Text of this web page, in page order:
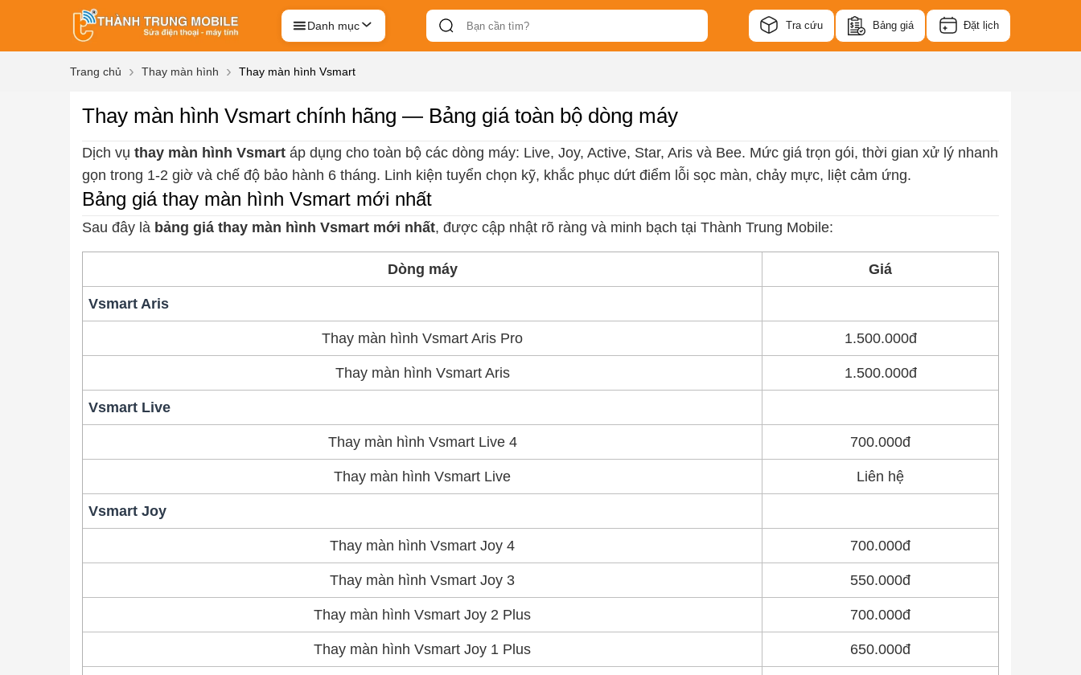
Danh mục Tra cứu Bảng giá Đặt lịch
Trang chủ Thay màn hình Thay màn hình Vsmart
Thay màn hình Vsmart chính hãng — Bảng giá toàn bộ dòng máy
Dịch vụ thay màn hình Vsmart áp dụng cho toàn bộ các dòng máy: Live, Joy, Active, Star, Aris và Bee. Mức giá trọn gói, thời gian xử lý nhanh
gọn trong 1-2 giờ và chế độ bảo hành 6 tháng. Linh kiện tuyển chọn kỹ, khắc phục dứt điểm lỗi sọc màn, chảy mực, liệt cảm ứng.
Bảng giá thay màn hình Vsmart mới nhất
Sau đây là bảng giá thay màn hình Vsmart mới nhất, được cập nhật rõ ràng và minh bạch tại Thành Trung Mobile:
Dòng máy Giá
Vsmart Aris
Thay màn hình Vsmart Aris Pro 1.500.000đ
Thay màn hình Vsmart Aris 1.500.000đ
Vsmart Live
Thay màn hình Vsmart Live 4 700.000đ
Thay màn hình Vsmart Live Liên hệ
Vsmart Joy
Thay màn hình Vsmart Joy 4 700.000đ
Thay màn hình Vsmart Joy 3 550.000đ
Thay màn hình Vsmart Joy 2 Plus 700.000đ
Thay màn hình Vsmart Joy 1 Plus 650.000đ